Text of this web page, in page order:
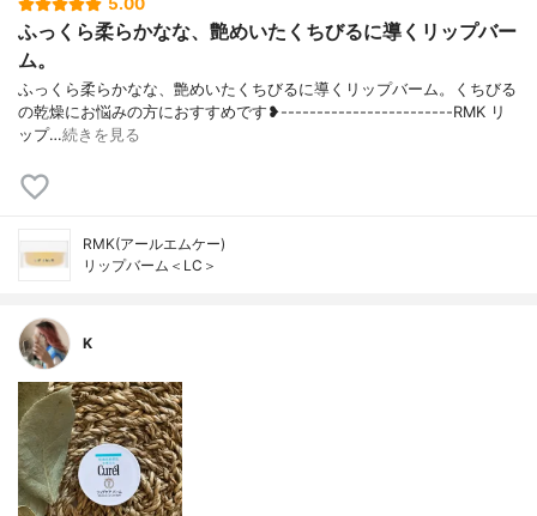
5.00
ふっくら柔らかなな、艶めいたくちびるに導くリップバー
ム。
ふっくら柔らかなな、艶めいたくちびるに導くリップバーム。くちびる
の乾燥にお悩みの方におすすめです❥------------------------RMK リ
ップ…続きを見る
RMK(アールエムケー)
リップバーム＜LC＞
K